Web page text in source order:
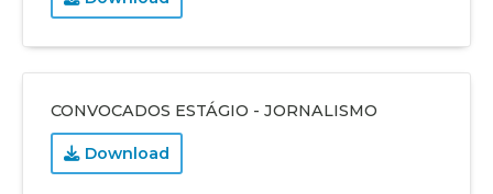
CONVOCADOS ESTÁGIO - JORNALISMO
Download